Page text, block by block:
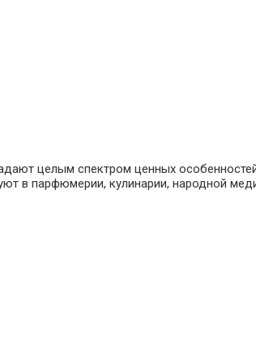
целым спектром ценных
в парфюмерии, кулинарии, народной